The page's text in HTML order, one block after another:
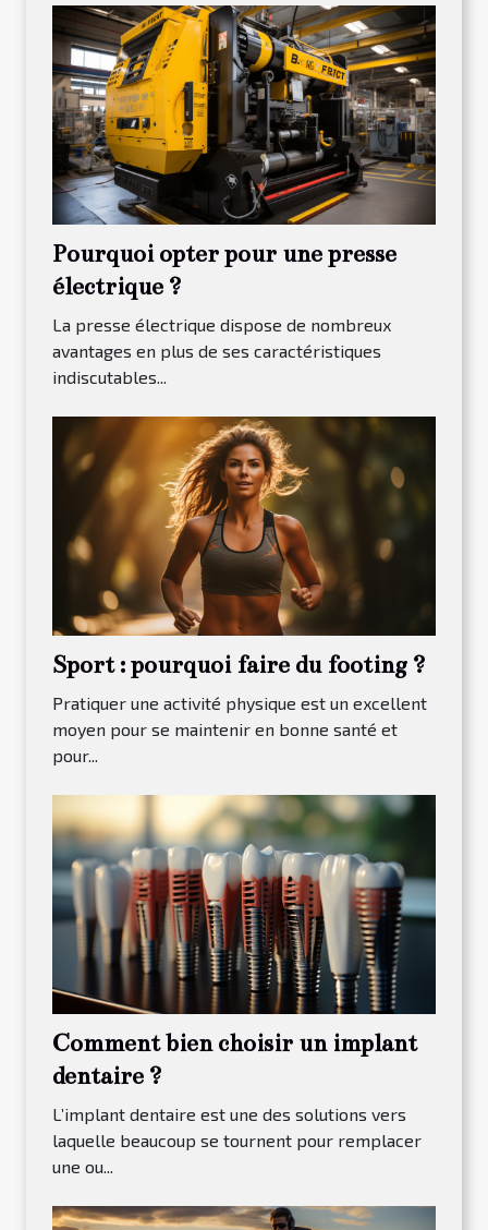
Pourquoi opter pour une presse
électrique ?
La presse électrique dispose de nombreux
avantages en plus de ses caractéristiques
indiscutables...
Sport : pourquoi faire du footing ?
Pratiquer une activité physique est un excellent
moyen pour se maintenir en bonne santé et
pour...
Comment bien choisir un implant
dentaire ?
L’implant dentaire est une des solutions vers
laquelle beaucoup se tournent pour remplacer
une ou...